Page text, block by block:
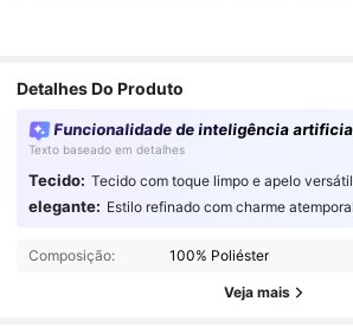
Detalhes Do Produto
Funcionalidade de inteligência
Texto baseado em detalhes
Tecido: Tecido com toque limpo e apelo
elegante: Estilo refinado com charme
Composição: 100% Poliéster
Veja mais
4,79 1.1K Seguidores
1.1K Seguidores